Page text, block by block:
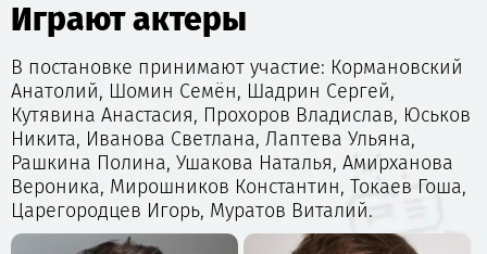
Театр Современник и откройте для себя мир
Играют актеры
В постановке принимают участие: Кормановский
Анатолий, Шомин Семён, Шадрин Сергей,
Кутявина Анастасия, Прохоров Владислав, Юськов
Никита, Иванова Светлана, Лаптева Ульяна,
Рашкина Полина, Ушакова Наталья, Амирханова
Вероника, Мирошников Константин, Токаев Гоша,
Царегородцев Игорь, Муратов Виталий.